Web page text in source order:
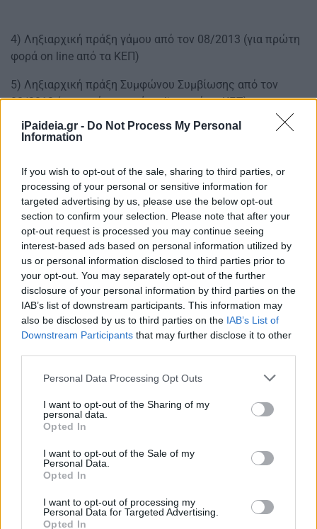
iPaideia.gr - Do Not Process My Personal
Information
If you wish to opt-out of the sale, sharing to third parties, or
processing of your personal or sensitive information for
targeted advertising by us, please use the below opt-out
section to confirm your selection. Please note that after your
opt-out request is processed you may continue seeing
interest-based ads based on personal information utilized by
us or personal information disclosed to third parties prior to
your opt-out. You may separately opt-out of the further
disclosure of your personal information by third parties on the
IAB’s list of downstream participants. This information may
also be disclosed by us to third parties on the IAB’s List of
Downstream Participants that may further disclose it to other
Please note that this website/app uses one or more Google
not limited to your visit or usage behaviour. You may click to
grant or deny consent to Google and its third-party tags to
use your data for below specified purposes in below Google
consent section.
Personal Data Processing Opt Outs
I want to opt-out of the Sharing of my
personal data.
Opted In
I want to opt-out of the Sale of my
Personal Data.
Opted In
I want to opt-out of processing my
Personal Data for Targeted Advertising.
Opted In
4) Ληξιαρχική πράξη γάμου από τον 08/2013 (για πρώτη
φορά on line από τα ΚΕΠ)
5) Ληξιαρχική πράξη Συμφώνου Συμβίωσης από τον
08/2013 ( για πρώτη φορά on line από τα ΚΕΠ)
6) Ληξιαρχική Πράξη Θανάτου από τον 08/2013 (για